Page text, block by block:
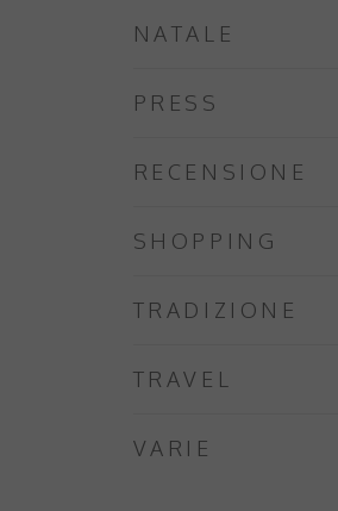
NATALE
PRESS
RECENSIONE
SHOPPING
TRADIZIONE
TRAVEL
VARIE